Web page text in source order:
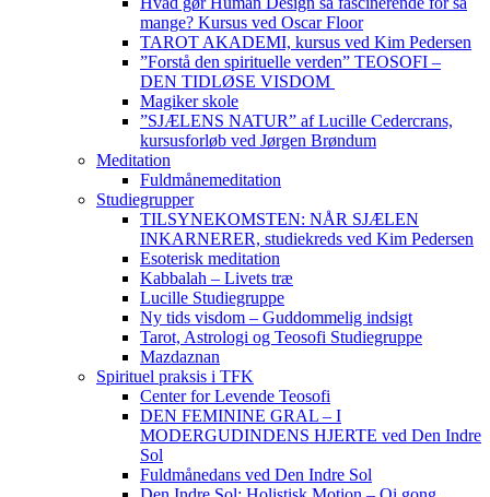
mange? Kursus ved Oscar Floor
TAROT AKADEMI, kursus ved Kim Pedersen
”Forstå den spirituelle verden” TEOSOFI –
DEN TIDLØSE VISDOM
Magiker skole
”SJÆLENS NATUR” af Lucille Cedercrans,
kursusforløb ved Jørgen Brøndum
Meditation
Fuldmånemeditation
Studiegrupper
TILSYNEKOMSTEN: NÅR SJÆLEN
INKARNERER, studiekreds ved Kim Pedersen
Esoterisk meditation
Kabbalah – Livets træ
Lucille Studiegruppe
Ny tids visdom – Guddommelig indsigt
Tarot, Astrologi og Teosofi Studiegruppe
Mazdaznan
Spirituel praksis i TFK
Center for Levende Teosofi
DEN FEMININE GRAL – I
MODERGUDINDENS HJERTE ved Den Indre
Sol
Fuldmånedans ved Den Indre Sol